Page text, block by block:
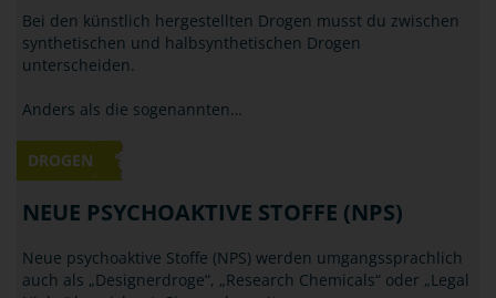
Bei den künstlich hergestellten Drogen musst du zwischen
synthetischen und halbsynthetischen Drogen
unterscheiden.
Anders als die sogenannten…
DROGEN
NEUE PSYCHOAKTIVE STOFFE (NPS)
Neue psychoaktive Stoffe (NPS) werden umgangssprachlich
auch als „Designerdroge“, „Research Chemicals“ oder „Legal